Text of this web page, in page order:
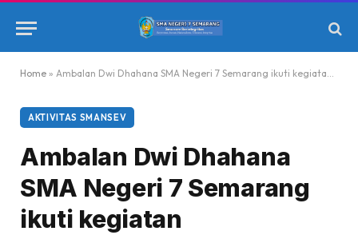
Home » Ambalan Dwi Dhahana SMA Negeri 7 Semarang ikuti kegiatan Kesiapsiagaan Bencana Kecamatan Ngaliyan
AKTIVITAS SMANSEV
Ambalan Dwi Dhahana
SMA Negeri 7 Semarang
ikuti kegiatan